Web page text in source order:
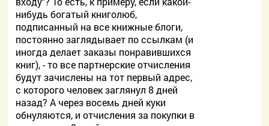
нибудь богатый книголюб,
подписанный на все книжные блоги,
постоянно заглядывает по ссылкам (и
иногда делает заказы понравившихся
книг), - то все партнерские отчисления
будут зачислены на тот первый адрес,
с которого человек заглянул 8 дней
назад? А через восемь дней куки
обнуляются, и отчисления за покупки в